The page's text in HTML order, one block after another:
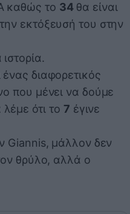
καθώς το 34θα είναι
εκτόξευσή του στην
διαφορετικός
που μένει να δούμε
ότι το 7 έγινε
Giannis, μάλλον δεν
θρύλο, αλλά ο